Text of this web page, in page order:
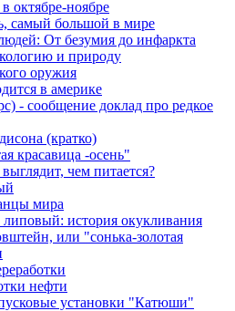
октябре-ноябре
самый большой в мире
От безумия до инфаркта
и природу
оружия
в америке
- сообщение доклад про редкое
(кратко)
красавица -осень"
чем питается?
мира
история окукливания
или "сонька-золотая
нефти
установки "Катюши"